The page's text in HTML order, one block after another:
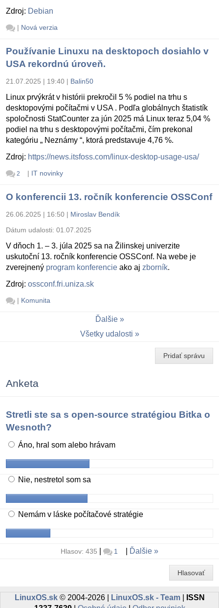
Zdroj: Debian
| Nová verzia
Používanie Linuxu na desktopoch dosiahlo v
USA rekordnú úroveň.
21.07.2025 | 19:40 | Balin50
Linux prvýkrát v histórii prekročil 5 % podiel na trhu s
desktopovými počítačmi v USA . Podľa globálnych štatistík
spoločnosti StatCounter za jún 2025 má Linux teraz 5,04 %
podiel na trhu s desktopovými počítačmi, čím prekonal
kategóriu „ Neznámy “, ktorá predstavuje 4,76 %.
Zdroj: https://news.itsfoss.com/linux-desktop-usage-usa/
2 | IT novinky
O konferencii 13. ročník konferencie OSSConf
26.06.2025 | 16:50 | Miroslav Bendík
Dátum udalosti: 01.07.2025
V dňoch 1. – 3. júla 2025 sa na Žilinskej univerzite
uskutoční 13. ročník konferencie OSSConf. Na webe je
zverejnený program konferencie ako aj zborník.
Zdroj: ossconf.fri.uniza.sk
| Komunita
Ďalšie
Všetky udalosti
Pridať správu
Anketa
Stretli ste sa s open-source stratégiou Bitka o
Wesnoth?
Áno, hral som alebo hrávam
Nie, nestretol som sa
Nemám v láske počítačové stratégie
Hlasov: 435 1 Ďalšie
Hlasovať
LinuxOS.sk© 2004-2026 | LinuxOS.sk - Team|
ISSN